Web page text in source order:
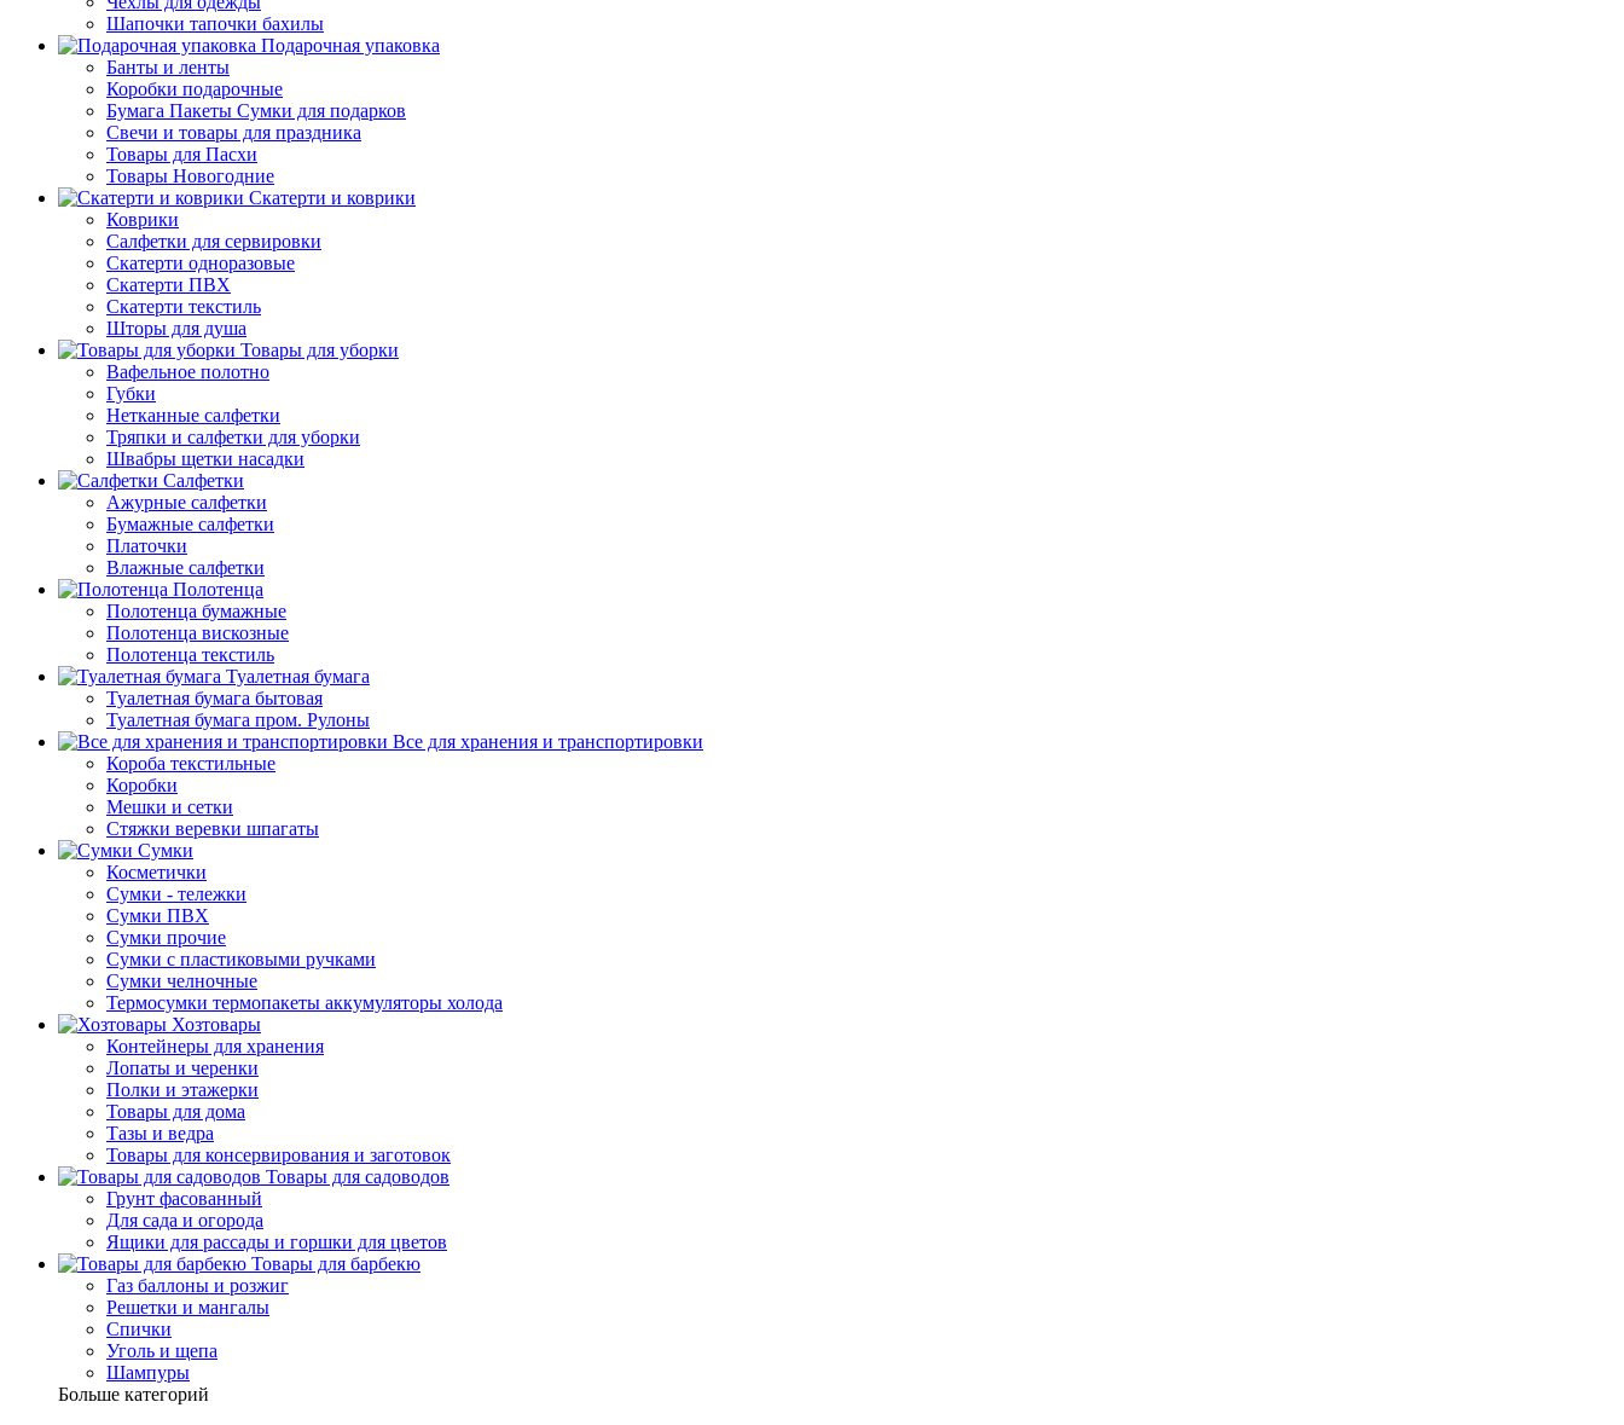
Шапочки тапочки бахилы
Подарочная упаковка
Банты и ленты
Коробки подарочные
Бумага Пакеты Сумки для подарков
Свечи и товары для праздника
Товары для Пасхи
Товары Новогодние
Скатерти и коврики
Коврики
Салфетки для сервировки
Скатерти одноразовые
Скатерти ПВХ
Скатерти текстиль
Шторы для душа
Товары для уборки
Вафельное полотно
Губки
Нетканные салфетки
Тряпки и салфетки для уборки
Швабры щетки насадки
Салфетки
Ажурные салфетки
Бумажные салфетки
Платочки
Влажные салфетки
Полотенца
Полотенца бумажные
Полотенца вискозные
Полотенца текстиль
Туалетная бумага
Туалетная бумага бытовая
Туалетная бумага пром. Рулоны
Все для хранения и транспортировки
Короба текстильные
Коробки
Мешки и сетки
Стяжки веревки шпагаты
Сумки
Косметички
Сумки - тележки
Сумки ПВХ
Сумки прочие
Сумки с пластиковыми ручками
Сумки челночные
Термосумки термопакеты аккумуляторы холода
Хозтовары
Контейнеры для хранения
Лопаты и черенки
Полки и этажерки
Товары для дома
Тазы и ведра
Товары для консервирования и заготовок
Товары для садоводов
Грунт фасованный
Для сада и огорода
Ящики для рассады и горшки для цветов
Товары для барбекю
Газ баллоны и розжиг
Решетки и мангалы
Спички
Уголь и щепа
Шампуры
Больше категорий